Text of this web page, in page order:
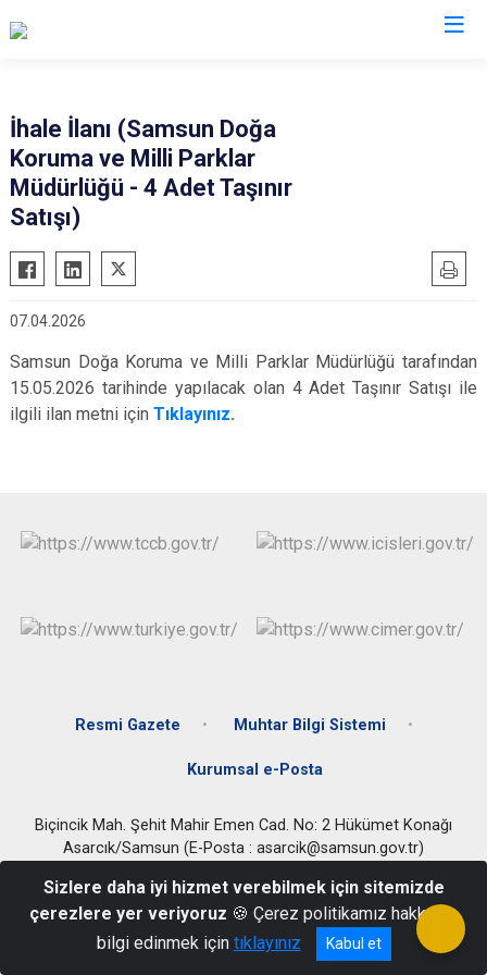
19 Mayıs
Alaçam
Ayvacık
Havza
Kavak
Tekkeköy
Canik
İhale İlanı (Samsun Doğa
Koruma ve Milli Parklar
Müdürlüğü - 4 Adet Taşınır
Satışı)
07.04.2026
Samsun Doğa Koruma ve Milli Parklar Müdürlüğü tarafından
15.05.2026 tarihinde yapılacak olan 4 Adet Taşınır Satışı ile
ilgili ilan metni için Tıklayınız.
Resmi Gazete Muhtar Bilgi Sistemi
Kurumsal e-Posta
Biçincik Mah. Şehit Mahir Emen Cad. No: 2 Hükümet Konağı
Asarcık/Samsun (E-Posta : asarcik@samsun.gov.tr)
+90 (362) 791 22 21
Sizlere daha iyi hizmet verebilmek için sitemizde
çerezlere yer veriyoruz 🍪 Çerez politikamız hakkında
bilgi edinmek için tıklayınız Kabul et